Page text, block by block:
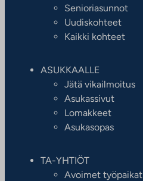
Senioriasunnot
Uudiskohteet
Kaikki kohteet
ASUKKAALLE
Jätä vikailmoitus
Asukassivut
Lomakkeet
Asukasopas
TA-YHTIÖT
Avoimet työpaikat